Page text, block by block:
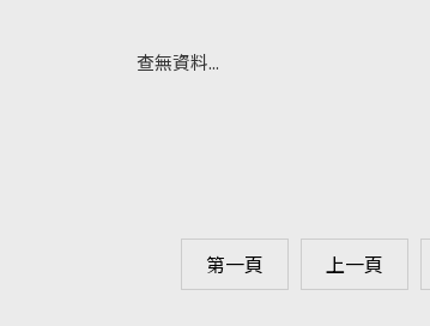
查無資料...
第一頁 上一頁